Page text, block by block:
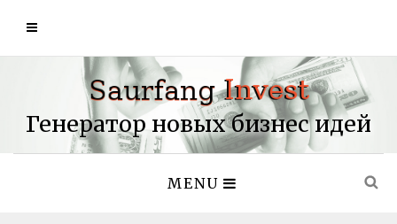
Генератор новых бизнес идей
MENU